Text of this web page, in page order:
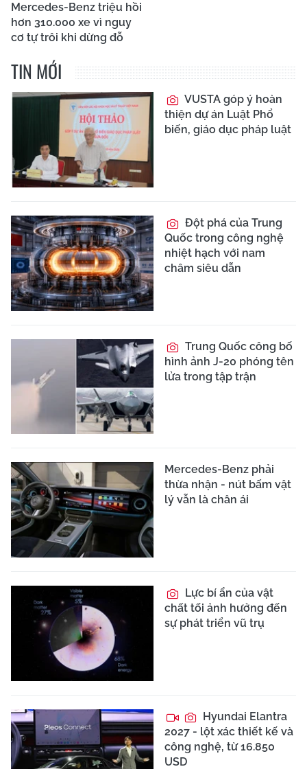
Mercedes-Benz triệu hồi
hơn 310.000 xe vì nguy
cơ tự trôi khi dừng đỗ
TIN MỚI
VUSTA góp ý hoàn
thiện dự án Luật Phổ
biến, giáo dục pháp luật
Đột phá của Trung
Quốc trong công nghệ
nhiệt hạch với nam
châm siêu dẫn
Trung Quốc công bố
hình ảnh J-20 phóng tên
lửa trong tập trận
Mercedes-Benz phải
thừa nhận - nút bấm vật
lý vẫn là chân ái
Lực bí ẩn của vật
chất tối ảnh hưởng đến
sự phát triển vũ trụ
Hyundai Elantra
2027 - lột xác thiết kế và
công nghệ, từ 16.850
USD